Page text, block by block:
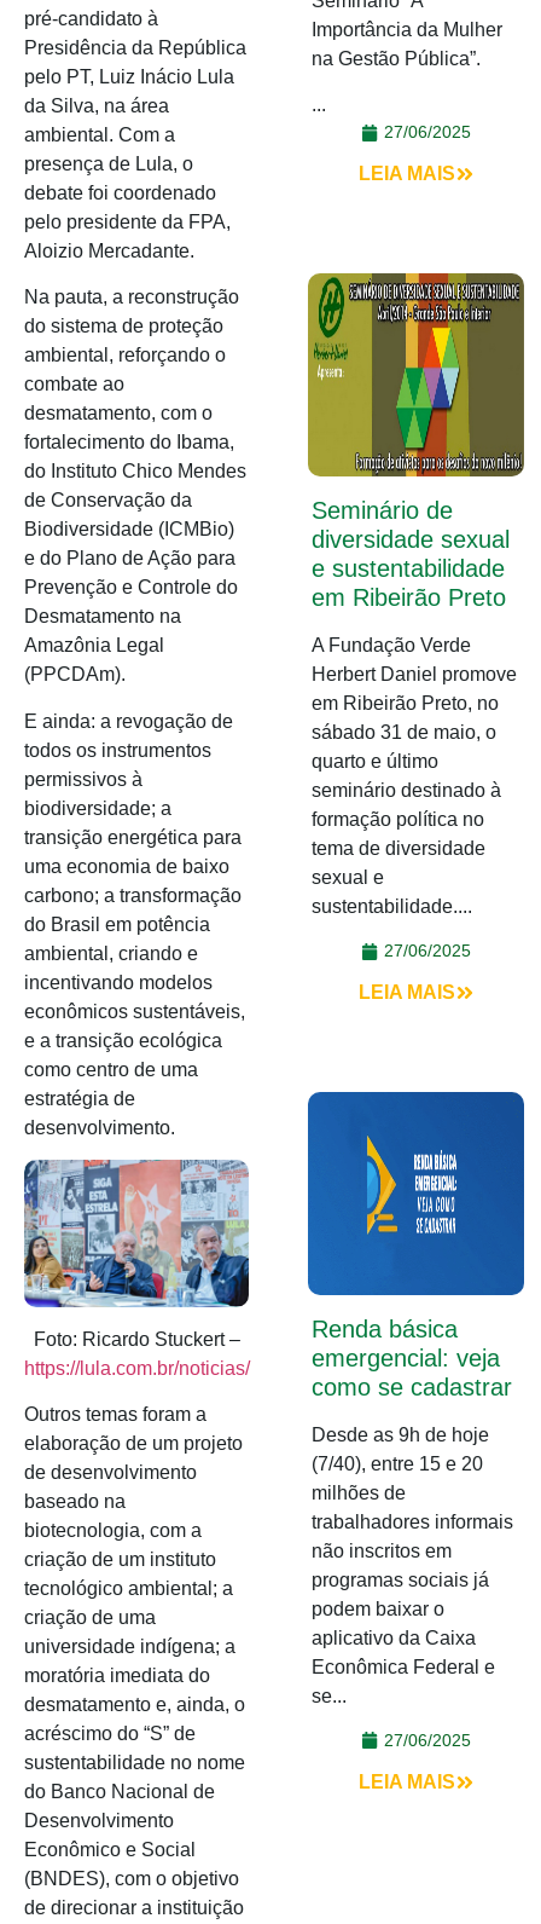
pré-candidato à
Presidência da República
pelo PT, Luiz Inácio Lula
da Silva, na área
ambiental. Com a
presença de Lula, o
debate foi coordenado
pelo presidente da FPA,
Aloizio Mercadante.
Na pauta, a reconstrução
do sistema de proteção
ambiental, reforçando o
combate ao
desmatamento, com o
fortalecimento do Ibama,
do Instituto Chico Mendes
de Conservação da
Biodiversidade (ICMBio)
e do Plano de Ação para
Prevenção e Controle do
Desmatamento na
Amazônia Legal
(PPCDAm).
E ainda: a revogação de
todos os instrumentos
permissivos à
biodiversidade; a
transição energética para
uma economia de baixo
carbono; a transformação
do Brasil em potência
ambiental, criando e
incentivando modelos
econômicos sustentáveis,
e a transição ecológica
como centro de uma
estratégia de
desenvolvimento.
Foto: Ricardo Stuckert –
https://lula.com.br/noticias/
Outros temas foram a
elaboração de um projeto
de desenvolvimento
baseado na
biotecnologia, com a
criação de um instituto
tecnológico ambiental; a
criação de uma
universidade indígena; a
moratória imediata do
desmatamento e, ainda, o
acréscimo do “S” de
sustentabilidade no nome
do Banco Nacional de
Desenvolvimento
Econômico e Social
(BNDES), com o objetivo
de direcionar a instituição
Importância da Mulher
na Gestão Pública”.
...
27/06/2025
LEIA MAIS
Seminário de
diversidade sexual
e sustentabilidade
em Ribeirão Preto
A Fundação Verde
Herbert Daniel promove
em Ribeirão Preto, no
sábado 31 de maio, o
quarto e último
seminário destinado à
formação política no
tema de diversidade
sexual e
sustentabilidade....
27/06/2025
LEIA MAIS
Renda básica
emergencial: veja
como se cadastrar
Desde as 9h de hoje
(7/40), entre 15 e 20
milhões de
trabalhadores informais
não inscritos em
programas sociais já
podem baixar o
aplicativo da Caixa
Econômica Federal e
se...
27/06/2025
LEIA MAIS